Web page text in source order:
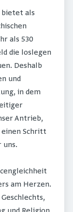
bietet als
als 530
die loslegen
Deshalb
und
in dem
Antrieb,
Schritt
uns.
am Herzen.